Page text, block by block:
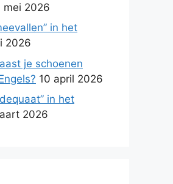
mei 2026
in het
2026
je schoenen
10 april 2026
in het
2026